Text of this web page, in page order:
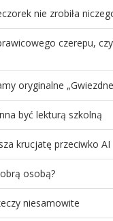
nie zrobiła
czerepu,
oryginalne
być lekturą szkolną
krucjatę przeciwko AI
osobą?
niesamowite